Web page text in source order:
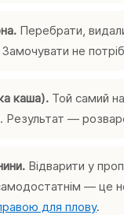
Перебрати,
не
каша). Той самий
—
Відварити у
— це
для плову.